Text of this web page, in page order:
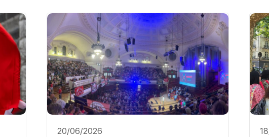
20/06/2026